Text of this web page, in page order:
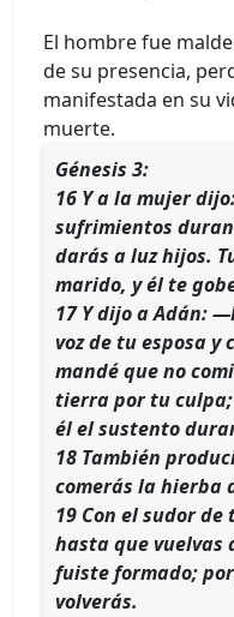
El hombre fue
de su presencia,
manifestada en su
muerte.
Génesis 3:
16 Y a la mujer
sufrimientos
darás a luz hijos.
marido, y él te
17 Y dijo a Adán:
voz de tu esposa
mandé que no
tierra por tu
él el sustento
18 También
comerás la hierba
19 Con el sudor
hasta que
fuiste formado;
volverás.